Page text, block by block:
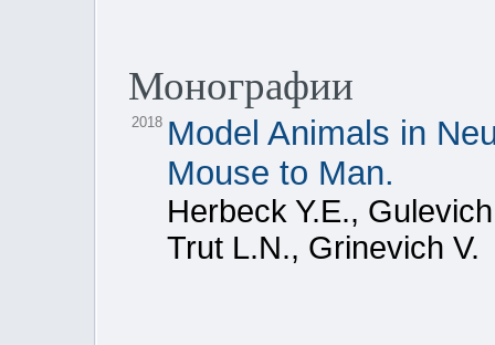
Монографии
2018 Model Animals in
Mouse to Man.
Herbeck Y.E.,
Trut L.N., Grinevich V.